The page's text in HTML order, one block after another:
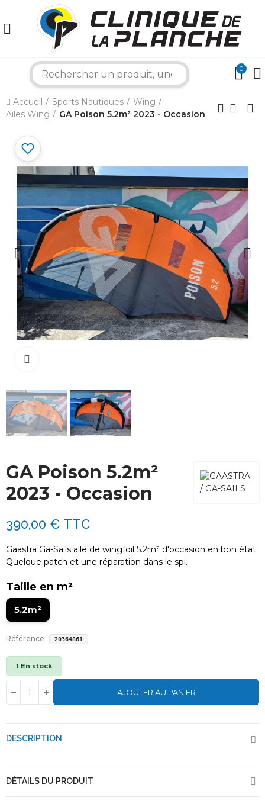
0
Accueil Sports Nautiques
Wing
Ailes Wing
GA Poison 5.2m² 2023 - Occasion
GA Poison 5.2m²
2023 - Occasion
390,00 € TTC
Gaastra Ga-Sails aile de wingfoil 5.2m² d'occasion en bon état.
Quelque patch et une réparation dans le spi.
Taille en m²
5.2m²
Référence 20364861
1 En stock
AJOUTER AU PANIER
DESCRIPTION
DÉTAILS DU PRODUIT
×
Bonjour ! Je suis votre expert nautique.